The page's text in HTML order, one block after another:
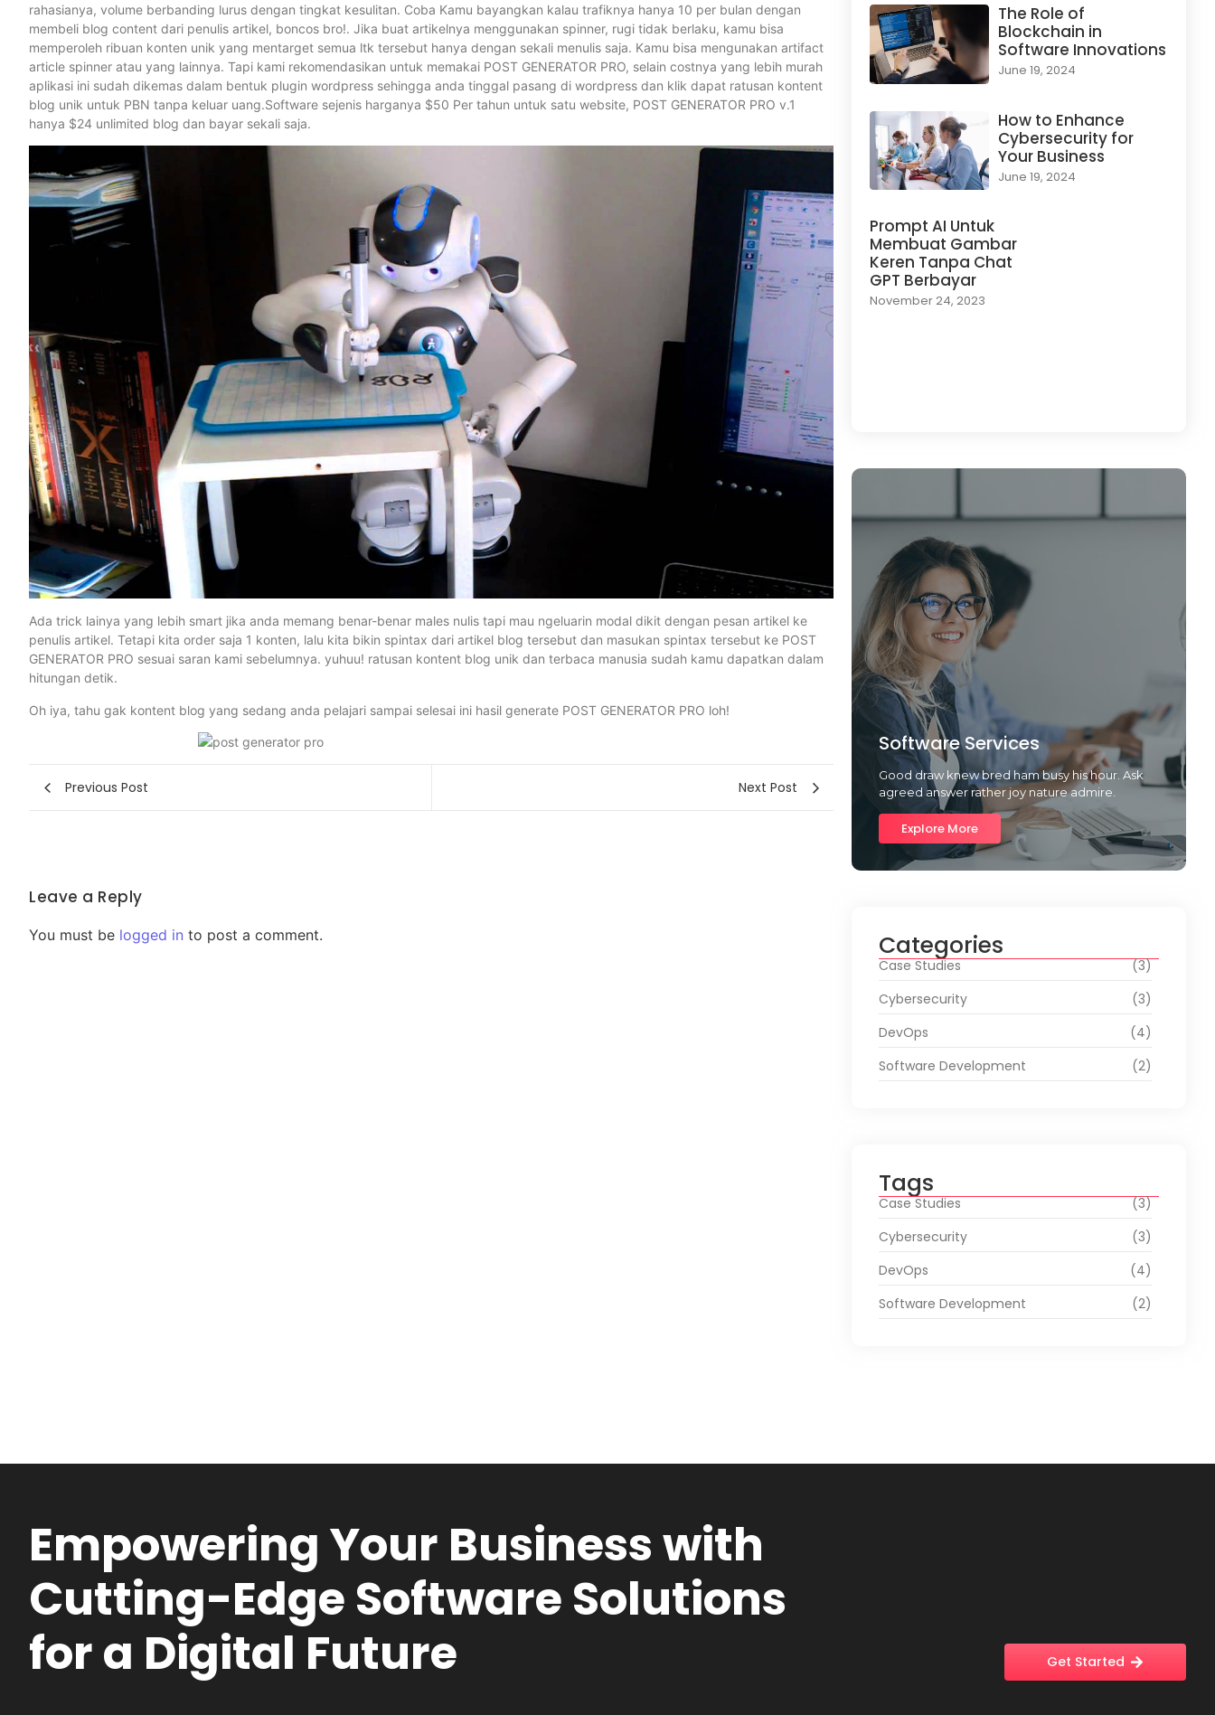
rahasianya, volume berbanding lurus dengan tingkat kesulitan. Coba Kamu bayangkan kalau trafiknya hanya 10 per bulan dengan
membeli blog content dari penulis artikel, boncos bro!. Jika buat artikelnya menggunakan spinner, rugi tidak berlaku, kamu bisa
memperoleh ribuan konten unik yang mentarget semua ltk tersebut hanya dengan sekali menulis saja. Kamu bisa mengunakan artifact
article spinner atau yang lainnya. Tapi kami rekomendasikan untuk memakai POST GENERATOR PRO, selain costnya yang lebih murah
aplikasi ini sudah dikemas dalam bentuk plugin wordpress sehingga anda tinggal pasang di wordpress dan klik dapat ratusan kontent
blog unik untuk PBN tanpa keluar uang.Software sejenis harganya $50 Per tahun untuk satu website, POST GENERATOR PRO v.1
hanya $24 unlimited blog dan bayar sekali saja.
Ada trick lainya yang lebih smart jika anda memang benar-benar males nulis tapi mau ngeluarin modal dikit dengan pesan artikel ke
penulis artikel. Tetapi kita order saja 1 konten, lalu kita bikin spintax dari artikel blog tersebut dan masukan spintax tersebut ke POST
GENERATOR PRO sesuai saran kami sebelumnya. yuhuu! ratusan kontent blog unik dan terbaca manusia sudah kamu dapatkan dalam
hitungan detik.
Oh iya, tahu gak kontent blog yang sedang anda pelajari sampai selesai ini hasil generate POST GENERATOR PRO loh!
Previous Post Next Post
Leave a Reply
You must be logged in to post a comment.
The Role of
Blockchain in
Software Innovations
June 19, 2024
How to Enhance
Cybersecurity for
Your Business
June 19, 2024
Prompt AI Untuk
Membuat Gambar
Keren Tanpa Chat
GPT Berbayar
November 24, 2023
Software Services
Good draw knew bred ham busy his hour. Ask
agreed answer rather joy nature admire.
Explore More
Categories
Case Studies
(3)
Cybersecurity
(3)
DevOps
(4)
Software Development
(2)
Tags
Case Studies
(3)
Cybersecurity
(3)
DevOps
(4)
Software Development
(2)
Empowering Your Business with
Cutting-Edge Software Solutions
for a Digital Future
Get Started